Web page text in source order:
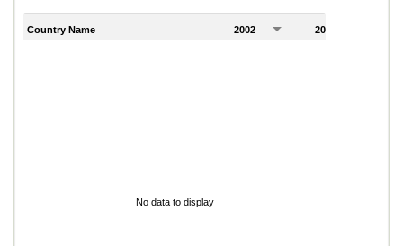
Country Name 2002 2003
No data to display